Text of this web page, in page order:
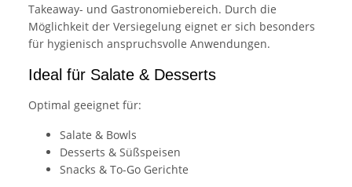
Takeaway- und Gastronomiebereich. Durch die
Möglichkeit der Versiegelung eignet er sich besonders
für hygienisch anspruchsvolle Anwendungen.
Ideal für Salate & Desserts
Optimal geeignet für:
Salate & Bowls
Desserts & Süßspeisen
Snacks & To-Go Gerichte